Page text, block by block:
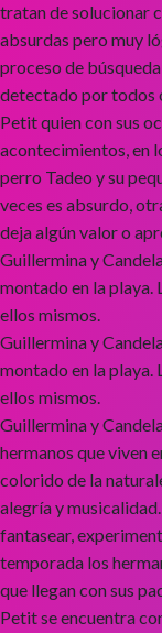
tratan de solucionar
absurdas pero muy
proceso de
detectado por todos
Petit quien con sus
acontecimientos, en
perro Tadeo y su
veces es absurdo,
deja algún valor o
Guillermina y
montado en la playa.
ellos mismos.
Guillermina y
montado en la playa.
ellos mismos.
Guillermina y
hermanos que viven
colorido de la
alegría y
fantasear,
temporada los
que llegan con sus
Petit se encuentra